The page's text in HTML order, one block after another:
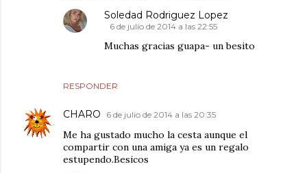
RESPONDER
Soledad Rodriguez Lopez
6 de julio de 2014 a las 22:55
Muchas gracias guapa- un besito
CHARO 6 de julio de 2014 a las 20:35
Me ha gustado mucho la cesta aunque el
compartir con una amiga ya es un regalo
estupendo.Besicos